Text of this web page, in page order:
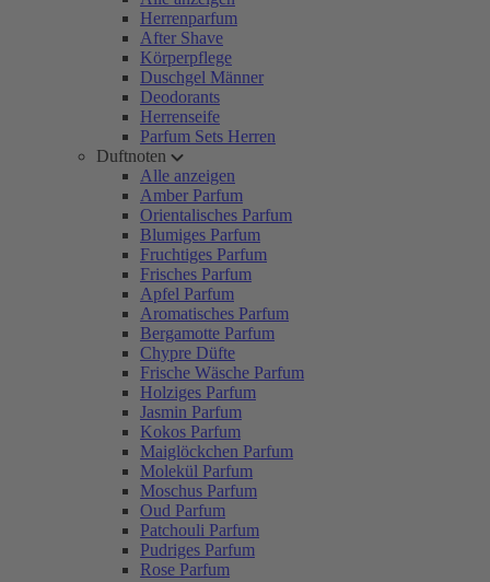
Herrenparfum
After Shave
Körperpflege
Duschgel Männer
Deodorants
Herrenseife
Parfum Sets Herren
Duftnoten
Alle anzeigen
Amber Parfum
Orientalisches Parfum
Blumiges Parfum
Fruchtiges Parfum
Frisches Parfum
Apfel Parfum
Aromatisches Parfum
Bergamotte Parfum
Chypre Düfte
Frische Wäsche Parfum
Holziges Parfum
Jasmin Parfum
Kokos Parfum
Maiglöckchen Parfum
Molekül Parfum
Moschus Parfum
Oud Parfum
Patchouli Parfum
Pudriges Parfum
Rose Parfum